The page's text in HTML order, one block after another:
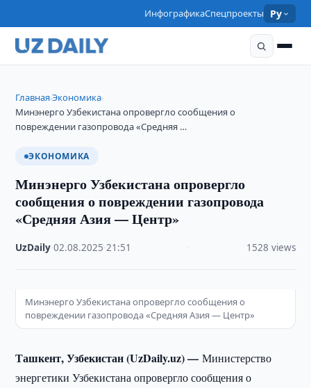
ИнфографикаСпецпроекты Ру
Главная›Экономика›
Минэнерго Узбекистана опровергло сообщения о
повреждении газопровода «Средняя …
ЭКОНОМИКА
Минэнерго Узбекистана опровергло
сообщения о повреждении газопровода
«Средняя Азия — Центр»
UzDaily ·02.08.2025 ·21:51 1528 views
Минэнерго Узбекистана опровергло сообщения о
повреждении газопровода «Средняя Азия — Центр»
Ташкент, Узбекистан (UzDaily.uz) —Министерство
энергетики Узбекистана опровергло сообщения о